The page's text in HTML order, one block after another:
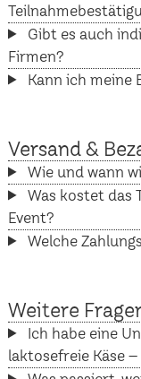
Gibt es auch
Firmen?
Kann ich meine
Versand &
Wie und wann
Was kostet das
Event?
Welche
Weitere
Ich habe eine
laktosefreie Käse